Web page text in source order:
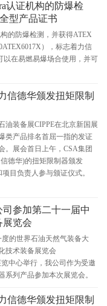
认证机构的防爆检
型产品证书
的防爆检测，并获得ATEX
），标志着力信
在易燃易爆场合使用，并可
信德华颁发扭矩限制
油装备展CIPPE在北京新国展
类产品排名首屈一指的发证
。展会首日上午，CSA集团
德华)的扭矩限制器颁发
目负责人参与颁证仪式。
参加第二十一届中
展览会
度的世界石油天然气装备大
技术装备展览会
览中心举行，我公司作为受邀
列产品参加本次展览会。
信德华颁发扭矩限制